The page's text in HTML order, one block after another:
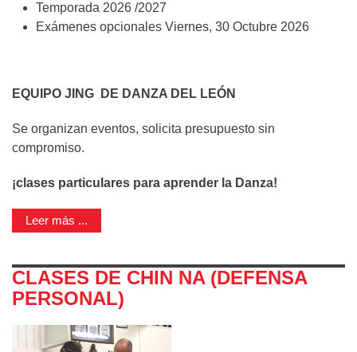
Temporada 2026 /2027
Exámenes opcionales Viernes, 30 Octubre 2026
EQUIPO JING DE DANZA DEL LEÓN
Se organizan eventos, solicita presupuesto sin
compromiso.
¡clases particulares para aprender la Danza!
Leer más ...
CLASES DE CHIN NA (DEFENSA
PERSONAL)